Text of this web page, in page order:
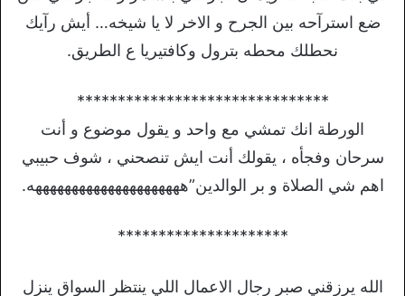
ضع استرآحه بين الجرح و الاخر لا يا شيخه… أيش رآيك
نحطلك محطه بترول وكافتيريا ع الطريق.
*******************************
الورطة انك تمشي مع واحد و يقول موضوع و أنت
سرحان وفجأه ، يقولك أنت ايش تنصحني ، شوف حبيبي
اهم شي الصلاة و بر الوالدين”هههههههههههههههههههههه.
*********************
الله يرزقني صبر رجال الاعمال اللي ينتظر السواق ينزل